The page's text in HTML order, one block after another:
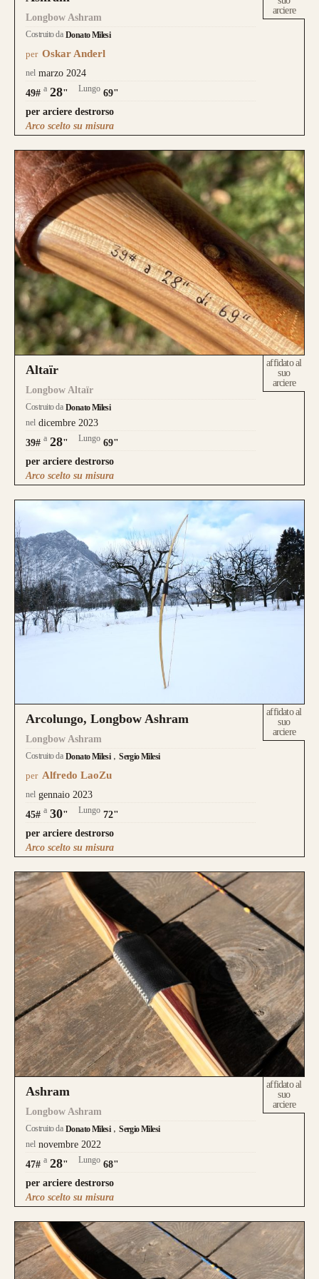
TUO LONGBOW
Caratteristica che contraddistingue questo
modello sono leDUE lamine di pregiato
Tasso, Osage o Bambù, con una struttura
composta da4 lamine di legno.
da 800€
CONFIGURA E ORDINA IL
TUO LONGBOW
Longbow Ashram
Costruito da Donato Milesi
per Oskar Anderl
nel marzo 2024
49# a 28" Lungo 69"
per arciere destrorso
arciere
Arco scelto su misura
Altaïr
Longbow Altaïr
Costruito da Donato Milesi
nel dicembre 2023
39# a 28" Lungo 69"
per arciere destrorso
affidato al
suo
arciere
Arco scelto su misura
Arcolungo, Longbow Ashram
Longbow Ashram
Costruito da Donato Milesi Sergio Milesi
per Alfredo LaoZu
nel gennaio 2023
45# a 30" Lungo 72"
per arciere destrorso
affidato al
suo
arciere
Arco scelto su misura
Ashram
Longbow Ashram
Costruito da Donato Milesi
Sergio Milesi
nel novembre 2022
47# a 28" Lungo 68"
per arciere destrorso
affidato al
suo
arciere
Arco scelto su misura